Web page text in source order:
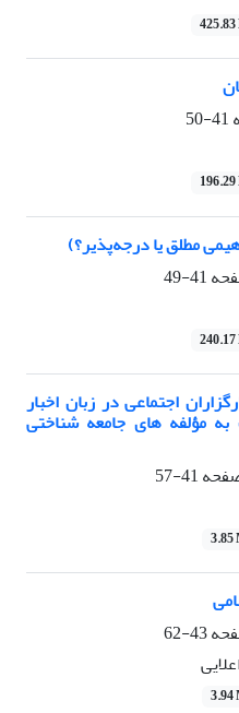
41-50
مطلق یا درجه‌پذیر؟)
41-49
اجتماعی در زبان اخبار
به مؤلفه های جامعه شناختی
41-57
3.85
43-62
3.94